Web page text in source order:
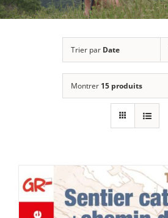
Trier par Date
Montrer 15 produits